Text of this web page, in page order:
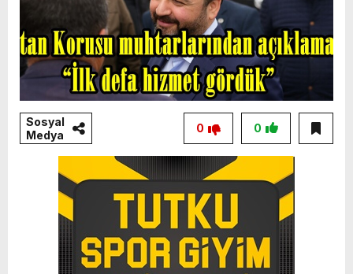
Sosyal
Medya
0
0